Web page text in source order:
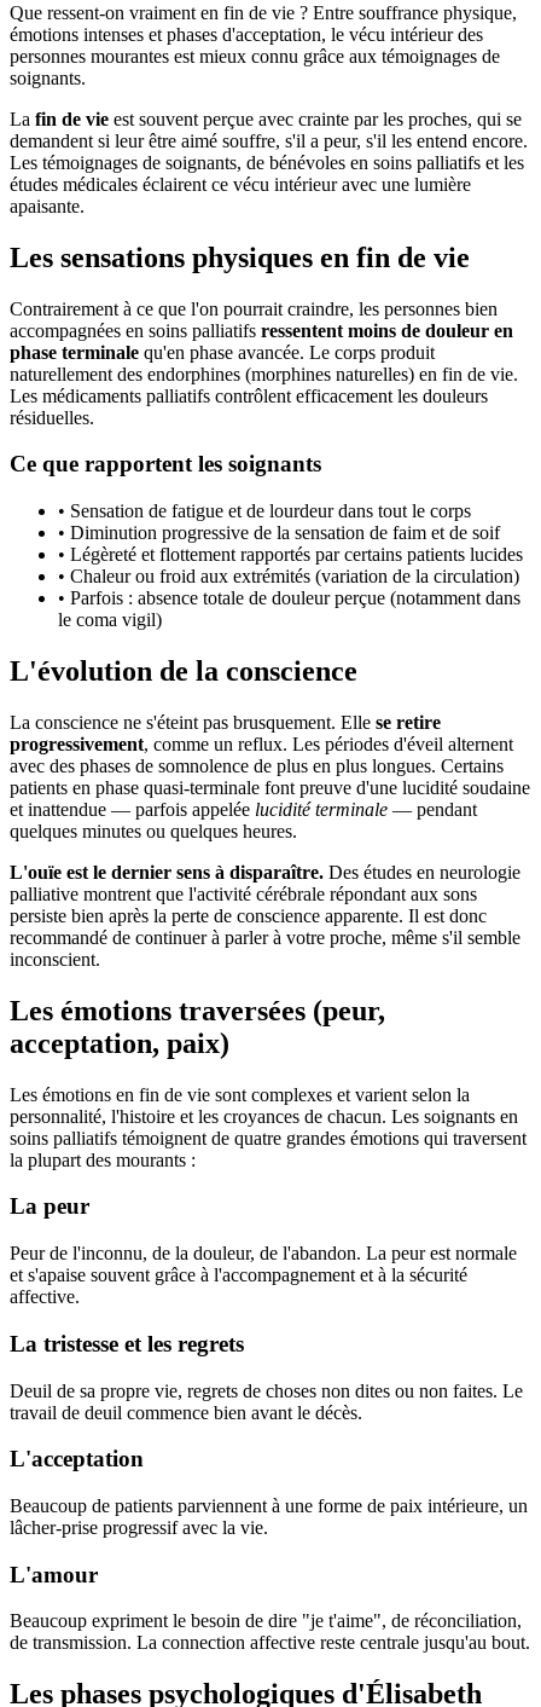
Que ressent-on vraiment en fin de vie ? Entre souffrance physique,
émotions intenses et phases d'acceptation, le vécu intérieur des
personnes mourantes est mieux connu grâce aux témoignages de
soignants.
La fin de vie est souvent perçue avec crainte par les proches, qui se
demandent si leur être aimé souffre, s'il a peur, s'il les entend encore.
Les témoignages de soignants, de bénévoles en soins palliatifs et les
études médicales éclairent ce vécu intérieur avec une lumière
apaisante.
Les sensations physiques en fin de vie
Contrairement à ce que l'on pourrait craindre, les personnes bien
accompagnées en soins palliatifs ressentent moins de douleur en
phase terminale qu'en phase avancée. Le corps produit
naturellement des endorphines (morphines naturelles) en fin de vie.
Les médicaments palliatifs contrôlent efficacement les douleurs
résiduelles.
Ce que rapportent les soignants
• Sensation de fatigue et de lourdeur dans tout le corps
• Diminution progressive de la sensation de faim et de soif
• Légèreté et flottement rapportés par certains patients lucides
• Chaleur ou froid aux extrémités (variation de la circulation)
• Parfois : absence totale de douleur perçue (notamment dans
le coma vigil)
L'évolution de la conscience
La conscience ne s'éteint pas brusquement. Elle se retire
progressivement, comme un reflux. Les périodes d'éveil alternent
avec des phases de somnolence de plus en plus longues. Certains
patients en phase quasi-terminale font preuve d'une lucidité soudaine
et inattendue — parfois appelée lucidité terminale — pendant
quelques minutes ou quelques heures.
L'ouïe est le dernier sens à disparaître. Des études en neurologie
palliative montrent que l'activité cérébrale répondant aux sons
persiste bien après la perte de conscience apparente. Il est donc
recommandé de continuer à parler à votre proche, même s'il semble
inconscient.
Les émotions traversées (peur,
acceptation, paix)
Les émotions en fin de vie sont complexes et varient selon la
personnalité, l'histoire et les croyances de chacun. Les soignants en
soins palliatifs témoignent de quatre grandes émotions qui traversent
la plupart des mourants :
La peur
Peur de l'inconnu, de la douleur, de l'abandon. La peur est normale
et s'apaise souvent grâce à l'accompagnement et à la sécurité
affective.
La tristesse et les regrets
Deuil de sa propre vie, regrets de choses non dites ou non faites. Le
travail de deuil commence bien avant le décès.
L'acceptation
Beaucoup de patients parviennent à une forme de paix intérieure, un
lâcher-prise progressif avec la vie.
L'amour
Beaucoup expriment le besoin de dire "je t'aime", de réconciliation,
de transmission. La connection affective reste centrale jusqu'au bout.
Les phases psychologiques d'Élisabeth